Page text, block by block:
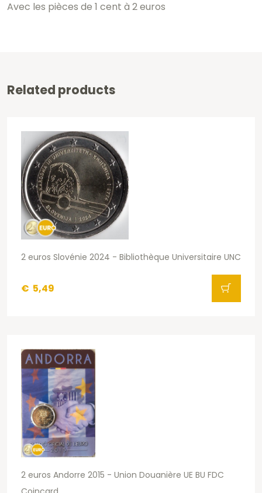
Avec les pièces de 1 cent à 2 euros
Related products
2 euros Slovénie 2024 - Bibliothèque Universitaire UNC
€ 5,49
2 euros Andorre 2015 - Union Douanière UE BU FDC